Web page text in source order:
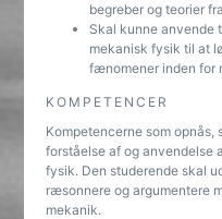
begreber og teorier
Skal kunne anvende
mekanisk fysik til at
fænomener inden for
KOMPETENCER
Kompetencerne som
forståelse af og anvendelse
fysik. Den studerende skal
ræsonnere og argumentere
mekanik.